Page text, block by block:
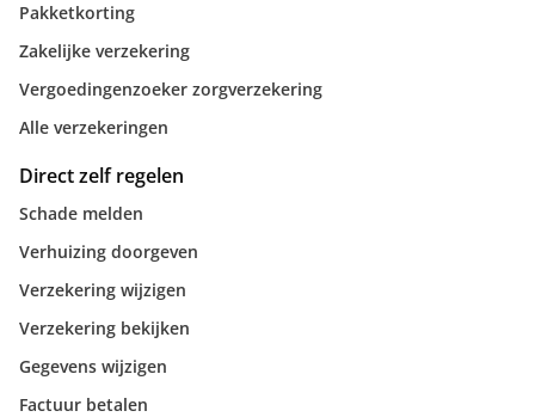
Pakketkorting
Zakelijke verzekering
Vergoedingenzoeker zorgverzekering
Alle verzekeringen
Direct zelf regelen
Schade melden
Verhuizing doorgeven
Verzekering wijzigen
Verzekering bekijken
Gegevens wijzigen
Factuur betalen